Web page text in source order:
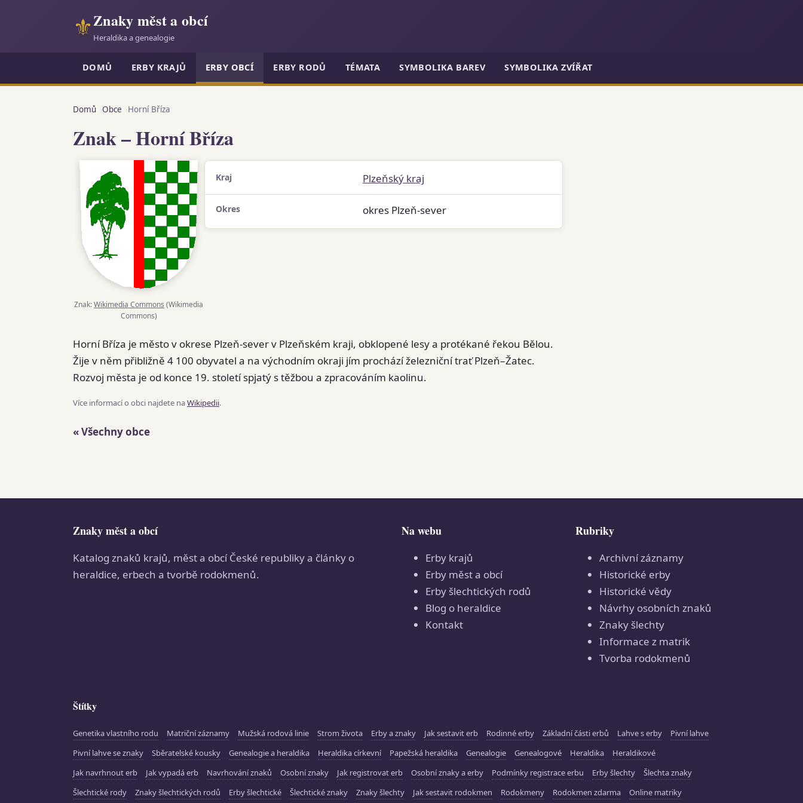
⚜Znaky měst a obcí
Heraldika a genealogie
DOMŮ ERBY KRAJŮ ERBY OBCÍ ERBY RODŮ TÉMATA SYMBOLIKA BAREV SYMBOLIKA ZVÍŘAT
Domů Obce Horní Bříza
Znak – Horní Bříza
Znak:Wikimedia Commons (Wikimedia
Commons)
Kraj Plzeňský kraj
Okres okres Plzeň-sever
Horní Bříza je město v okrese Plzeň-sever v Plzeňském kraji, obklopené lesy a protékané řekou Bělou.
Žije v něm přibližně 4 100 obyvatel a na východním okraji jím prochází železniční trať Plzeň–Žatec.
Rozvoj města je od konce 19. století spjatý s těžbou a zpracováním kaolinu.
Více informací o obci najdete naWikipedii.
« Všechny obce
Znaky měst a obcí
Katalog znaků krajů, měst a obcí České republiky a články o
heraldice, erbech a tvorbě rodokmenů.
Na webu
Erby krajů
Erby měst a obcí
Erby šlechtických rodů
Blog o heraldice
Kontakt
Rubriky
Archivní záznamy
Historické erby
Historické vědy
Návrhy osobních znaků
Znaky šlechty
Informace z matrik
Tvorba rodokmenů
Štítky
Genetika vlastního rodu Matriční záznamy Mužská rodová linie Strom života Erby a znaky Jak sestavit erb Rodinné erby Základní části erbů Lahve s erby
Pivní lahve
Pivní lahve se znaky
Sběratelské kousky Genealogie a heraldika Heraldika církevní Papežská heraldika Genealogie Genealogové Heraldika
Heraldikové
Jak navrhnout erb
Jak vypadá erb Navrhování znaků Osobní znaky Jak registrovat erb Osobní znaky a erby Podmínky registrace erbu Erby šlechty
Šlechta znaky
Šlechtické rody
Znaky šlechtických rodů Erby šlechtické Šlechtické znaky Znaky šlechty Jak sestavit rodokmen Rodokmeny Rodokmen zdarma Online matriky